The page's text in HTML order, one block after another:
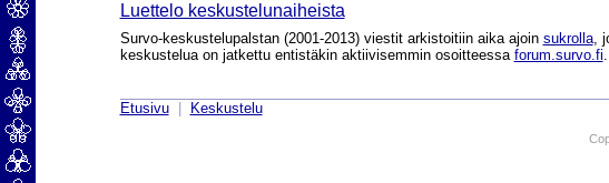
Luettelo keskustelunaiheista
Survo-keskustelupalstan (2001-2013) viestit arkistoitiin aika ajoin sukrolla,
keskustelua on jatkettu entistäkin aktiivisemmin osoitteessa forum.survo.fi
Etusivu| Keskustelu